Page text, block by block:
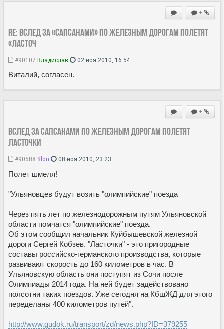
+
Re: Вслед за «Сапсанами» по железным дорогам полетят
«Ласточ
#90107 Владиcлав 02 ноя 2010, 16:54
Виталий, согласен.
+
Вслед за Сапсанами по железным дорогам полетят
Ласточки
#90588 Slon 08 ноя 2010, 23:23
Полет шмеля!
"Ульяновцев будут возить "олимпийские" поезда
Через пять лет по железнодорожным путям Ульяновской
области помчатся "олимпийские" поезда.
Об этом сообщил начальник Куйбышевской железной
дороги Сергей Кобзев. "Ласточки" - это пригородные
составы российско-германского производства, которые
развивают скорость до 160 километров в час. В
Ульяновскую область они поступят из Сочи после
Олимпиады 2014 года. На ней будет задействовано
полсотни таких поездов. Уже сегодня на КбшЖД для этого
переделаны 400 километров путей".
http://www.gudok.ru/transport/zd/news.php?ID=379255